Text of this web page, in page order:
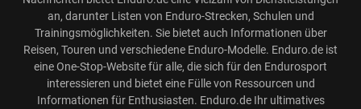
an, darunter Listen von Enduro-Strecken, Schulen und
Trainingsmöglichkeiten. Sie bietet auch Informationen über
Reisen, Touren und verschiedene Enduro-Modelle. Enduro.de ist
eine One-Stop-Website für alle, die sich für den Endurosport
interessieren und bietet eine Fülle von Ressourcen und
Informationen für Enthusiasten. Enduro.de Ihr ultimatives